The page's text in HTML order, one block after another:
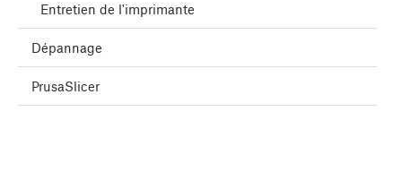
Entretien de l'imprimante
Dépannage
PrusaSlicer